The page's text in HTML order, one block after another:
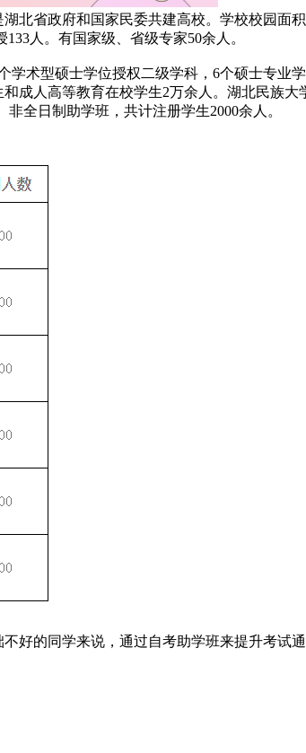
省政府和国家民委共建高校。学校校园面
人。有国家级、省级专家50余人。
术型硕士学位授权二级学科，6个硕士专业
成人高等教育在校学生2万余人。湖北民族大
全日制助学班，共计注册学生2000余人。
好的同学来说，通过自考助学班来提升考试